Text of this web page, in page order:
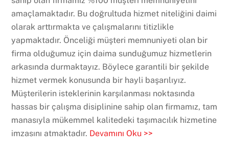
amaçlamaktadır. Bu doğrultuda hizmet niteliğini daimi
olarak arttırmakta ve çalışmalarını titizlikle
yapmaktadır. Önceliği müşteri memnuniyeti olan bir
firma olduğumuz için daima sunduğumuz hizmetlerin
arkasında durmaktayız. Böylece garantili bir şekilde
hizmet vermek konusunda bir hayli başarılıyız.
Müşterilerin isteklerinin karşılanması noktasında
hassas bir çalışma disiplinine sahip olan firmamız, tam
manasıyla mükemmel kalitedeki taşımacılık hizmetine
imzasını atmaktadır. Devamını Oku >>